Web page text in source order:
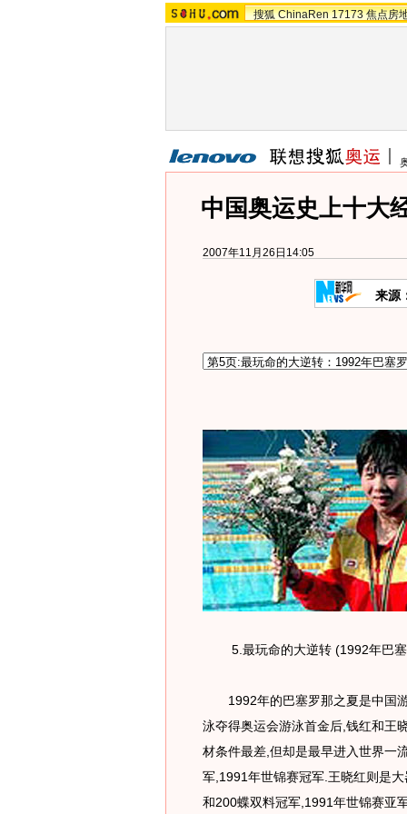
搜狐 ChinaRen 17173 焦点房
中国奥运史上十大
2007年11月26日14:05
来源
5.最玩命的大逆转 (1992年巴
1992年的巴塞罗那之夏是中国游
泳夺得奥运会游泳首金后,钱红和王
材条件最差,但却是最早进入世界一
军,1991年世锦赛冠军.王晓红则是
和200蝶双料冠军,1991年世锦赛亚